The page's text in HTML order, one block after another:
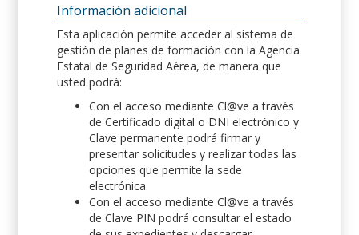
Información adicional
Esta aplicación permite acceder al sistema de
gestión de planes de formación con la Agencia
Estatal de Seguridad Aérea, de manera que
usted podrá:
Con el acceso mediante Cl@ve a través
de Certificado digital o DNI electrónico y
Clave permanente podrá firmar y
presentar solicitudes y realizar todas las
opciones que permite la sede
electrónica.
Con el acceso mediante Cl@ve a través
de Clave PIN podrá consultar el estado